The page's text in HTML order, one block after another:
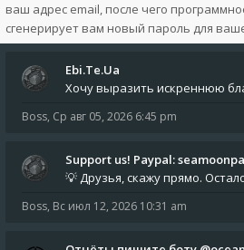
ваш адрес email, после чего
сгенерирует вам новый пароль для
Ebi.Te.Ua
Boss, Ср авг 05, 2026 6:45 pm
Support us! Paypal:
Boss, Вс июл 12, 2026 10:31 am